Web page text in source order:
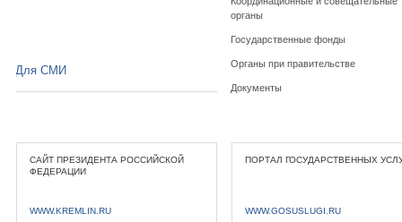
органы
Государственные фонды
Органы при правительстве
Документы
Для СМИ
САЙТ ПРЕЗИДЕНТА РОССИЙСКОЙ
ФЕДЕРАЦИИ
WWW.KREMLIN.RU
ПОРТАЛ ГОСУДАРСТВЕННЫХ
WWW.GOSUSLUGI.RU